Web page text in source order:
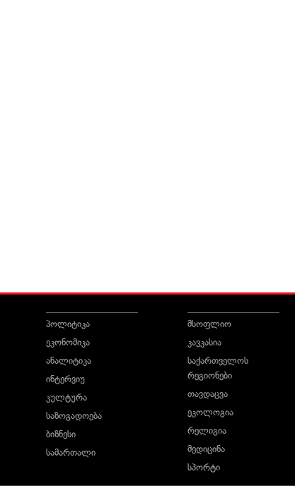
პოლიტიკა
ეკონომიკა
ანალიტიკა
ინტერვიუ
კულტურა
საზოგადოება
ბიზნესი
სამართალი
მსოფლიო
კავკასია
საქართველოს
რეგიონები
თავდაცვა
ეკოლოგია
რელიგია
მედიცინა
სპორტი